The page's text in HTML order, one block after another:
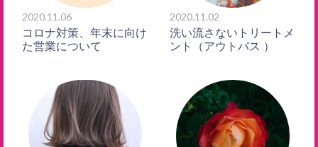
2020.11.06
コロナ対策、年末に向け
た営業について
2020.11.02
洗い流さないトリートメ
ント（アウトバス ）